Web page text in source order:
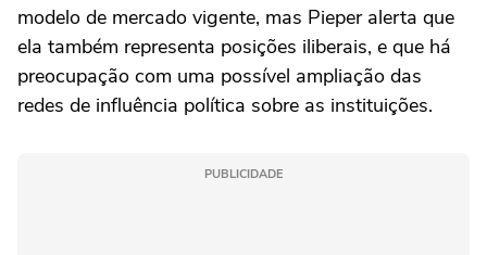
modelo de mercado vigente, mas Pieper alerta que
ela também representa posições iliberais, e que há
preocupação com uma possível ampliação das
redes de influência política sobre as instituições.
PUBLICIDADE